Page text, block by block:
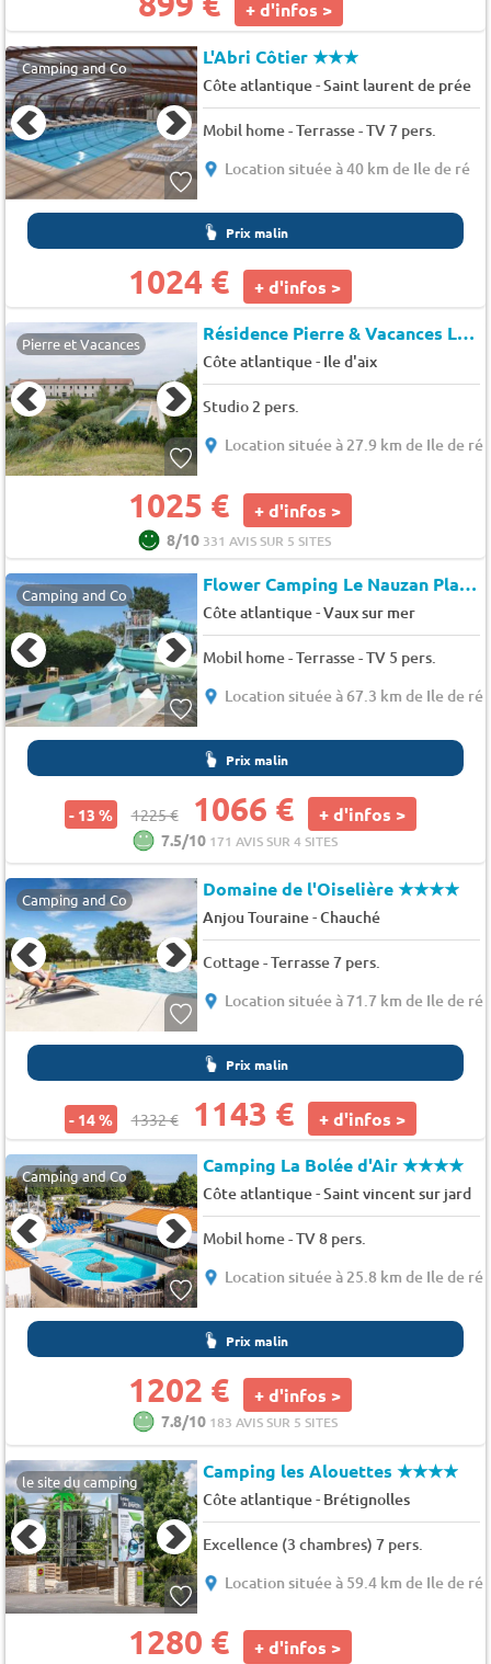
+ d'infos >
Camping and Co L'Abri Côtier★★★
Côte atlantique-Saint laurent de prée
Mobil home - Terrasse - TV 7 pers.
Location située à 40 km de Ile de ré
Prix malin
1024 € + d'infos >
Pierre et Vacances Résidence Pierre & Vacances Le Fort de la Rade*
Côte atlantique- Ile d'aix
Studio 2 pers.
Location située à 27.9 km de Ile de ré
1025 € + d'infos >
8/10 331 AVIS SUR 5 SITES
Camping and Co Flower Camping Le Nauzan Plage
Côte atlantique-Vaux sur mer
Mobil home - Terrasse - TV 5 pers.
Location située à 67.3 km de Ile de ré
Prix malin
- 13 % 1225 € 1066 € + d'infos >
7.5/10 171 AVIS SUR 4 SITES
Camping and Co Domaine de l'Oiselière★★★★
Anjou Touraine-Chauché
Cottage - Terrasse 7 pers.
Location située à 71.7 km de Ile de ré
Prix malin
- 14 % 1332 € 1143 € + d'infos >
Camping and Co Camping La Bolée d'Air★★★★
Côte atlantique-Saint vincent sur jard
Mobil home - TV 8 pers.
Location située à 25.8 km de Ile de ré
Prix malin
1202 € + d'infos >
7.8/10 183 AVIS SUR 5 SITES
le site du camping Camping les Alouettes★★★★
Côte atlantique- Brétignolles
Excellence (3 chambres) 7 pers.
Location située à 59.4 km de Ile de ré
1280 € + d'infos >